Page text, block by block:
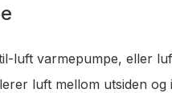
luft varmepumpe, eller
luft mellom utsiden